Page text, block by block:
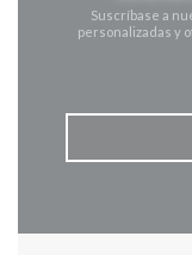
Suscríbase a
personalizadas y